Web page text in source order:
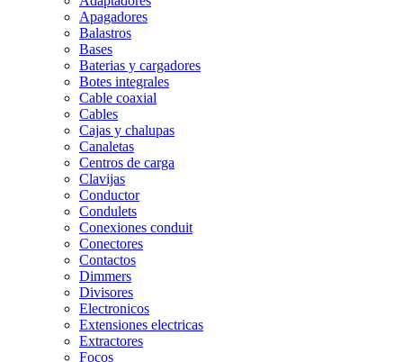
Apagadores
Balastros
Bases
Baterias y cargadores
Botes integrales
Cable coaxial
Cables
Cajas y chalupas
Canaletas
Centros de carga
Clavijas
Conductor
Condulets
Conexiones conduit
Conectores
Contactos
Dimmers
Divisores
Electronicos
Extensiones electricas
Extractores
Focos